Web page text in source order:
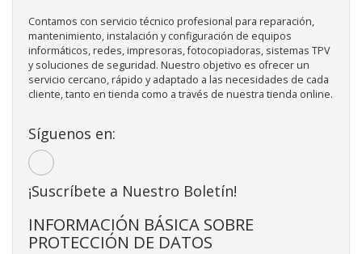
Contamos con servicio técnico profesional para reparación,
mantenimiento, instalación y configuración de equipos
informáticos, redes, impresoras, fotocopiadoras, sistemas TPV
y soluciones de seguridad. Nuestro objetivo es ofrecer un
servicio cercano, rápido y adaptado a las necesidades de cada
cliente, tanto en tienda como a través de nuestra tienda online.
Síguenos en:
¡Suscríbete a Nuestro Boletín!
INFORMACIÓN BÁSICA SOBRE
PROTECCIÓN DE DATOS